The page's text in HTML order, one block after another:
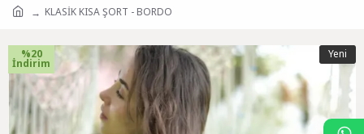
KLASİK KISA ŞORT - BORDO
Yeni
%20
İndirim